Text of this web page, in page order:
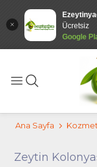
Ücretsiz
Google
Ana Sayfa
Zeytin